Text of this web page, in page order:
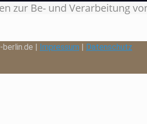
zur Be- und Verarbeitung
| Impressum Datenschutz